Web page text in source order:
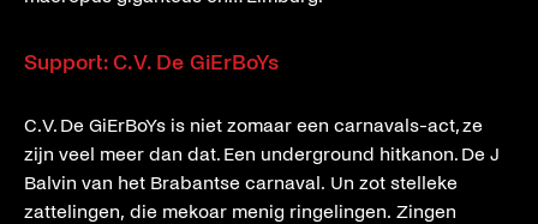
Support: C.V. De GiErBoYs
C.V. De GiErBoYs is niet zomaar een carnavals-act, ze
zijn veel meer dan dat. Een underground hitkanon. De J
Balvin van het Brabantse carnaval. Un zot stelleke
zattelingen, die mekoar menig ringelingen. Zingen